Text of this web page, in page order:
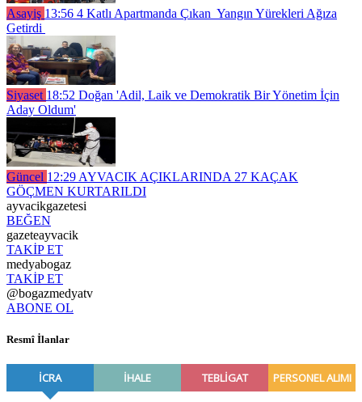
Asayiş 13:56 4 Katlı Apartmanda Çıkan Yangın Yürekleri Ağıza
Getirdi
Siyaset 18:52 Doğan 'Adil, Laik ve Demokratik Bir Yönetim İçin
Aday Oldum'
Güncel 12:29 AYVACIK AÇIKLARINDA 27 KAÇAK
GÖÇMEN KURTARILDI
ayvacikgazetesi
BEĞEN
gazeteayvacik
TAKİP ET
medyabogaz
TAKİP ET
@bogazmedyatv
ABONE OL
Resmî İlanlar